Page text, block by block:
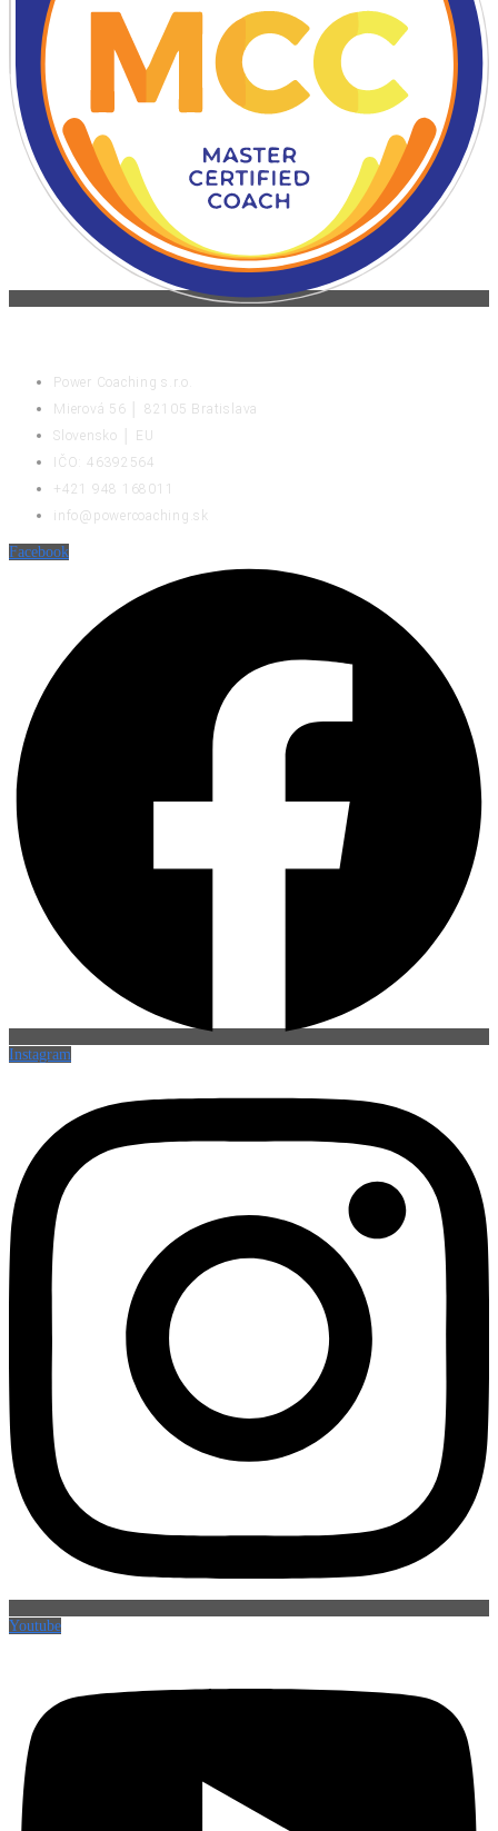
Power Coaching s.r.o.
Mierová 56 │ 82105 Bratislava
Slovensko │ EU
IČO: 46392564
+421 948 168011
info@powercoaching.sk
Facebook
Instagram
Youtube